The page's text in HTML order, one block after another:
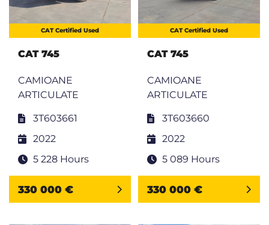
CAT Certified Used
CAT 745
CAMIOANE
ARTICULATE
3T603661
2022
5 228 Hours
330 000 €
CAT Certified Used
CAT 745
CAMIOANE
ARTICULATE
3T603660
2022
5 089 Hours
330 000 €